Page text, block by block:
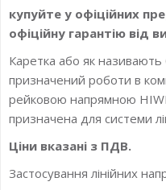
купуйте у офіційних
офіційну гарантію від
Каретка або як називають
призначений роботи в
рейковою напрямною
призначена для системи
Ціни вказані з ПДВ.
Застосування лінійних